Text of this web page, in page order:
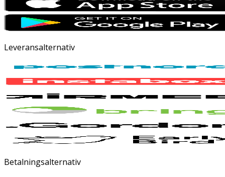
Leveransalternativ
Betalningsalternativ